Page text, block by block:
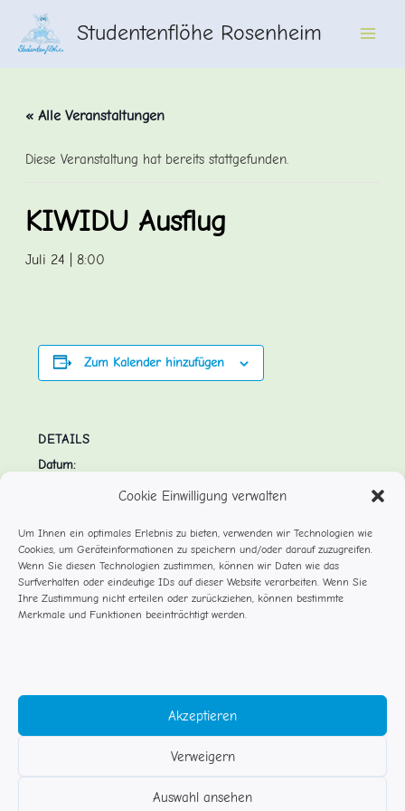
Cookie Einwilligung verwalten
Um Ihnen ein optimales Erlebnis zu bieten, verwenden wir Technologien wie
Cookies, um Geräteinformationen zu speichern und/oder darauf zuzugreifen.
Wenn Sie diesen Technologien zustimmen, können wir Daten wie das
Surfverhalten oder eindeutige IDs auf dieser Website verarbeiten. Wenn Sie
Ihre Zustimmung nicht erteilen oder zurückziehen, können bestimmte
Merkmale und Funktionen beeinträchtigt werden.
Akzeptieren
Verweigern
Auswahl ansehen
Inhalt
springen
Studentenflöhe Rosenheim
« Alle Veranstaltungen
Diese Veranstaltung hat bereits stattgefunden.
KIWIDU Ausflug
Juli 24 | 8:00
Zum Kalender hinzufügen
DETAILS
Datum:
8:00 - 12:00
Veranstaltungskategorie:
Feste
© Studentenflöhe Rosenheim
Impressum DSGVO